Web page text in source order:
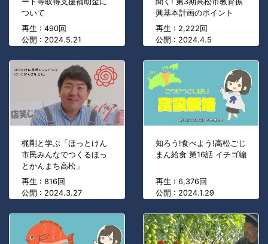
ついて
再生 : 490回
公開 : 2024.5.21
興基本計画のポイント
再生 : 2,222回
公開 : 2024.4.5
梶剛と学ぶ「ほっとけん
市民みんなでつくるほっ
とかんまち高松」
再生 : 816回
公開 : 2024.3.27
知ろう!食べよう!高松ごじ
まん給食 第16話 イチゴ編
再生 : 6,376回
公開 : 2024.1.29